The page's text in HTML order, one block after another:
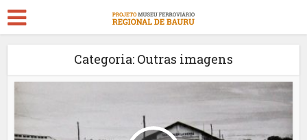
Categoria: Outras imagens